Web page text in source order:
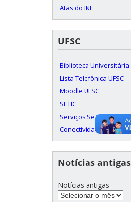
Atas do INE
UFSC
Biblioteca Universitária
Lista Telefônica UFSC
Moodle UFSC
SETIC
Serviços SeTIC
Conectividade c/ RNP
Notícias antigas
Notícias antigas